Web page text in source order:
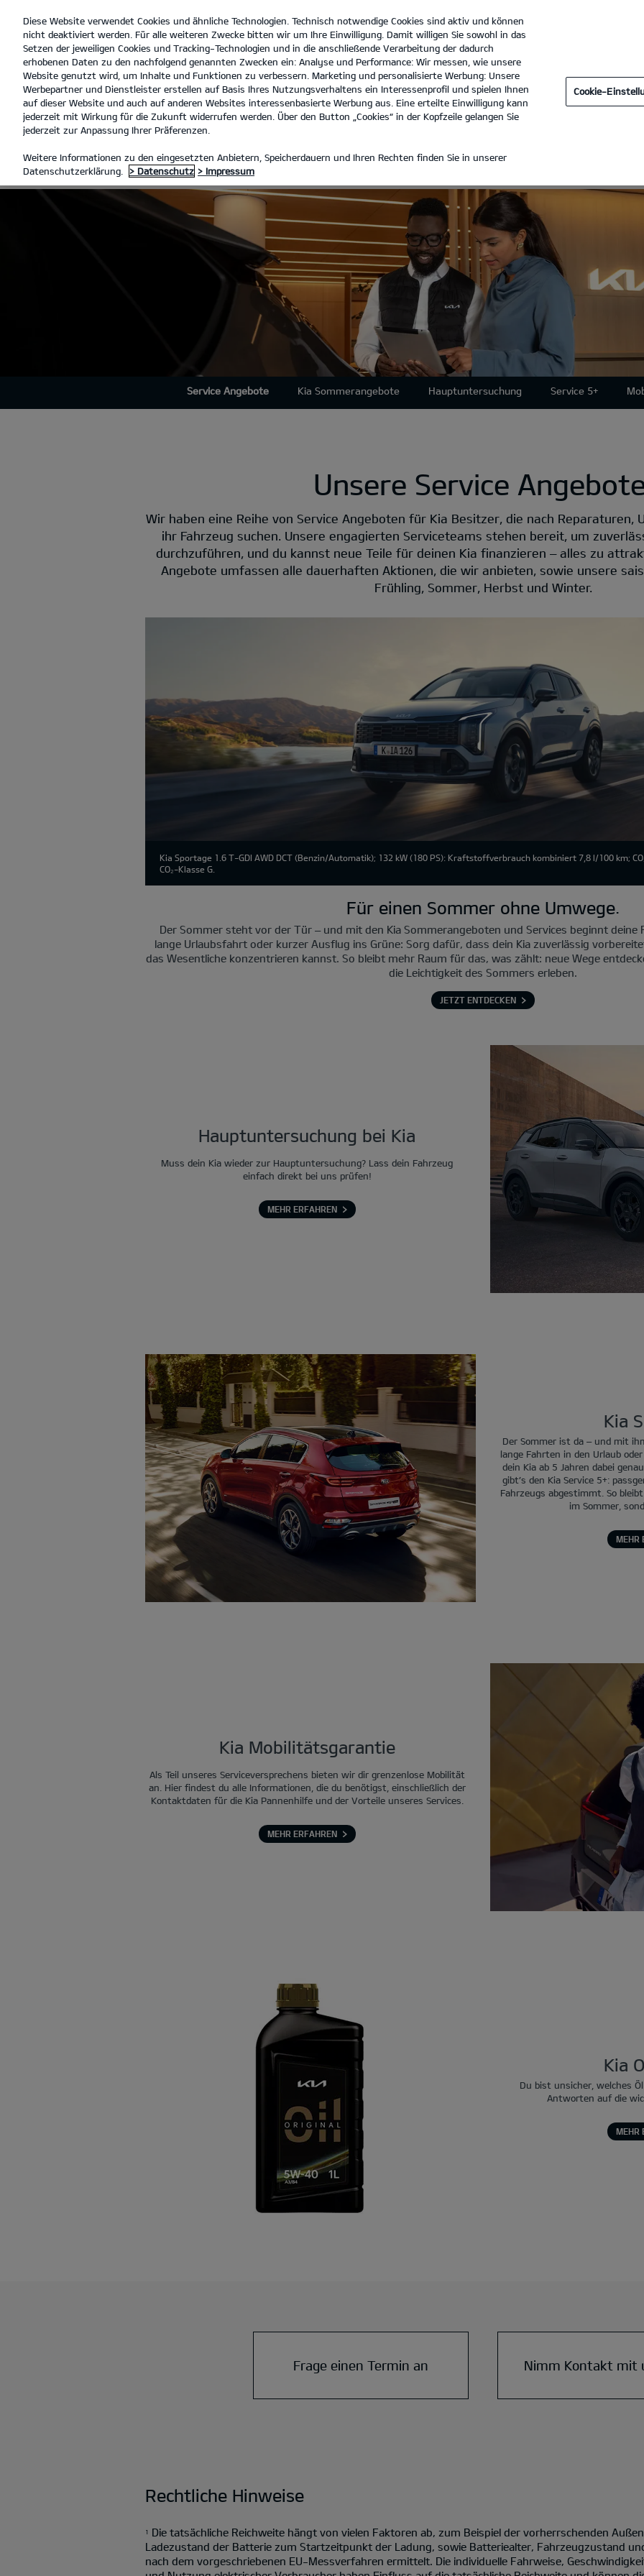
open
menu
Hugo Pfohe GmbH
Tel. :040-669680
SERVICE ANGEBOTE ANGEBOTE
KIA SERVICEANGEBOTE
Service Angebote Kia Sommerangebote Hauptuntersuchung Service 5+
Unsere Service
Wir haben eine Reihe von Service Angeboten für Kia Besitzer, die nach Reparaturen,
ihr Fahrzeug suchen. Unsere engagierten Serviceteams stehen bereit, um
durchzuführen, und du kannst neue Teile für deinen Kia finanzieren – alles zu
Angebote umfassen alle dauerhaften Aktionen, die wir anbieten, sowie unsere
Frühling, Sommer, Herbst und Winter.
Kia Sportage 1.6 T-GDI AWD DCT (Benzin/Automatik); 132 kW (180 PS): Kraftstoffverbrauch kombiniert 7,8 l/100 km;
CO₂-Klasse G.
Für einen Sommer ohne Umwege.
Der Sommer steht vor der Tür – und mit den Kia Sommerangeboten und Services beginnt deine
lange Urlaubsfahrt oder kurzer Ausflug ins Grüne: Sorg dafür, dass dein Kia zuverlässig
das Wesentliche konzentrieren kannst. So bleibt mehr Raum für das, was zählt: neue Wege
die Leichtigkeit des Sommers erleben.
JETZT ENTDECKEN
Hauptuntersuchung bei Kia
Muss dein Kia wieder zur Hauptuntersuchung? Lass dein Fahrzeug
einfach direkt bei uns prüfen!
MEHR ERFAHREN
Kia
Der Sommer ist da – und mit
lange Fahrten in den Urlaub
dein Kia ab 5 Jahren dabei
gibt’s den Kia Service 5+:
Fahrzeugs abgestimmt. So
im Sommer,
MEHR
Kia Mobilitätsgarantie
Als Teil unseres Serviceversprechens bieten wir dir grenzenlose Mobilität
an. Hier findest du alle Informationen, die du benötigst, einschließlich der
Kontaktdaten für die Kia Pannenhilfe und der Vorteile unseres Services.
MEHR ERFAHREN
Kia
Du bist unsicher, welches
Antworten auf die
MEHR
Frage einen Termin an Nimm Kontakt mit
Rechtliche Hinweise
1
Die tatsächliche Reichweite hängt von vielen Faktoren ab, zum Beispiel der vorherrschenden
Ladezustand der Batterie zum Startzeitpunkt der Ladung, sowie Batteriealter, Fahrzeugzustand
nach dem vorgeschriebenen EU-Messverfahren ermittelt. Die individuelle Fahrweise,
Diese Website verwendet Cookies und ähnliche Technologien. Technisch notwendige Cookies sind aktiv und können
nicht deaktiviert werden. Für alle weiteren Zwecke bitten wir um Ihre Einwilligung. Damit willigen Sie sowohl in das
Setzen der jeweiligen Cookies und Tracking-Technologien und in die anschließende Verarbeitung der dadurch
erhobenen Daten zu den nachfolgend genannten Zwecken ein: Analyse und Performance: Wir messen, wie unsere
Website genutzt wird, um Inhalte und Funktionen zu verbessern. Marketing und personalisierte Werbung: Unsere
Werbepartner und Dienstleister erstellen auf Basis Ihres Nutzungsverhaltens ein Interessenprofil und spielen Ihnen
auf dieser Website und auch auf anderen Websites interessenbasierte Werbung aus. Eine erteilte Einwilligung kann
jederzeit mit Wirkung für die Zukunft widerrufen werden. Über den Button „Cookies“ in der Kopfzeile gelangen Sie
jederzeit zur Anpassung Ihrer Präferenzen.
Weitere Informationen zu den eingesetzten Anbietern, Speicherdauern und Ihren Rechten finden Sie in unserer
Datenschutzerklärung.
> Datenschutz > Impressum
Cookie-